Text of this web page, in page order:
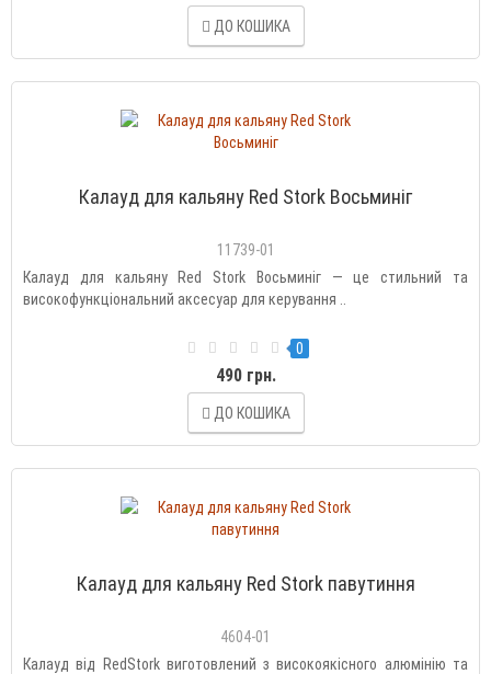
ДО КОШИКА
Калауд для кальяну Red Stork Восьминіг
11739-01
Калауд для кальяну Red Stork Восьминіг — це стильний та
високофункціональний аксесуар для керування ..
0
490 грн.
ДО КОШИКА
Калауд для кальяну Red Stork павутиння
4604-01
Калауд від RedStork виготовлений з високоякісного алюмінію та